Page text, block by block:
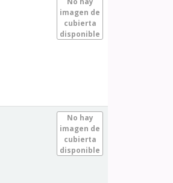
imagen de
cubierta
disponible
No hay
imagen de
cubierta
disponible